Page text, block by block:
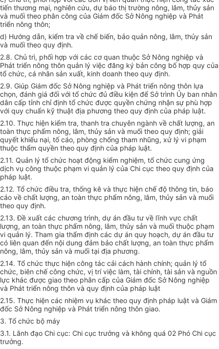
tiến thương mại, nghiên cứu, dự báo thị trường nông, lâm, thủy sản
và muối theo phân công của Giám đốc Sở Nông nghiệp và Phát
triển nông thôn;
d) Hướng dẫn, kiểm tra về chế biến, bảo quản nông, lâm, thủy sản
và muối theo quy định.
2.8. Chủ trì, phối hợp với các cơ quan thuộc Sở Nông nghiệp và
Phát triển nông thôn quản lý việc đăng ký bản công bố hợp quy của
tổ chức, cá nhân sản xuất, kinh doanh theo quy định.
2.9. Giúp Giám đốc Sở Nông nghiệp và Phát triển nông thôn lựa
chọn, đánh giá đối với tổ chức đủ điều kiện để Sở trình Ủy ban nhân
dân cấp tỉnh chỉ định tổ chức được quyền chứng nhận sự phù hợp
với quy chuẩn kỹ thuật địa phương theo quy định của pháp luật.
2.10. Thực hiện kiểm tra, thanh tra chuyên ngành về chất lượng, an
toàn thực phẩm nông, lâm, thủy sản và muối theo quy định; giải
quyết khiếu nại, tố cáo, phòng chống tham nhũng, xử lý vi phạm
thuộc thẩm quyền theo quy định của pháp luật.
2.11. Quản lý tổ chức hoạt động kiểm nghiệm, tổ chức cung ứng
dịch vụ công thuộc phạm vi quản lý của Chi cục theo quy định của
pháp luật.
2.12. Tổ chức điều tra, thống kê và thực hiện chế độ thông tin, báo
cáo về chất lượng, an toàn thực phẩm nông, lâm, thủy sản và muối
theo quy định.
2.13. Đề xuất các chương trình, dự án đầu tư về lĩnh vực chất
lượng, an toàn thực phẩm nông, lâm, thủy sản và muối thuộc phạm
vi quản lý. Tham gia thẩm định các dự án quy hoạch, dự án đầu tư
có liên quan đến nội dung đảm bảo chất lượng, an toàn thực phẩm
nông, lâm, thủy sản và muối tại địa phương.
2.14. Tổ chức thực hiện công tác cải cách hành chính; quản lý tổ
chức, biên chế công chức, vị trí việc làm, tài chính, tài sản và nguồn
lực khác được giao theo phân cấp của Giám đốc Sở Nông nghiệp
và Phát triển nông thôn và quy định của pháp luật
2.15. Thực hiện các nhiệm vụ khác theo quy định pháp luật và Giám
đốc Sở Nông nghiệp và Phát triển nông thôn giao.
3. Tổ chức bộ máy
3.1. Lãnh đạo Chi cục: Chi cục trưởng và không quá 02 Phó Chi cục
trưởng.